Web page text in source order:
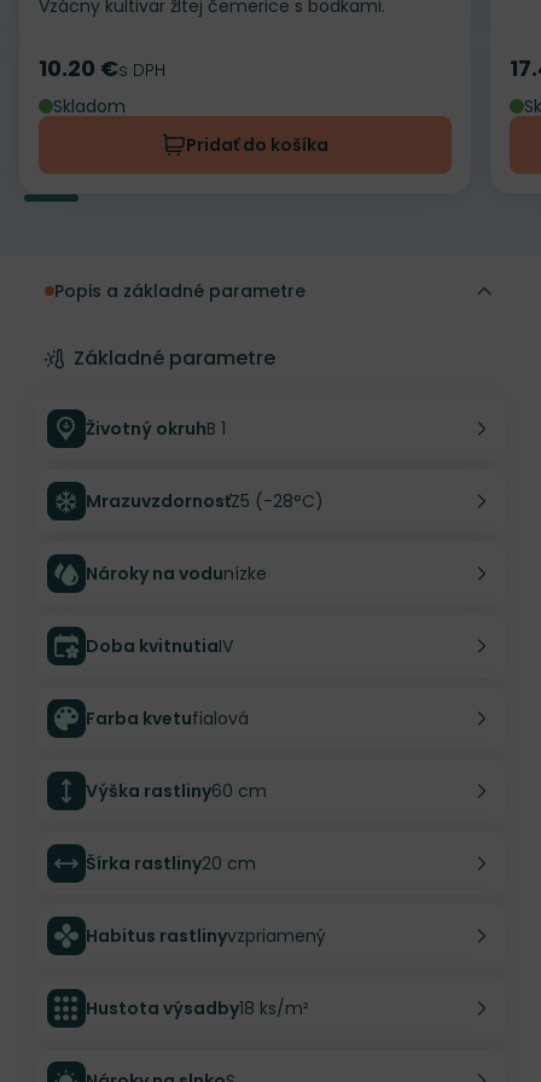
Vzácny kultivar žltej čemerice s bodkami.
Cena
10.20 €s DPH
Skladom
Pridať do košíka
Popis a základné parametre
Základné parametre
Životný okruhB 1
MrazuvzdornosťZ5 (-28°C)
Nároky na vodunízke
Doba kvitnutiaIV
Farba kvetufialová
Výška rastliny60 cm
Šírka rastliny20 cm
Habitus rastlinyvzpriamený
Hustota výsadby18 ks/m²